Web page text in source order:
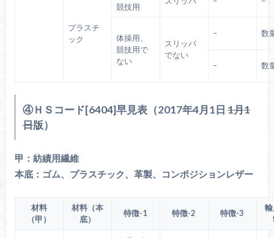
プラスチ
ック
競技用
体操用、
競技用で
ない
スリッパ
でない
– 数
– 数
④ＨＳコード[6404]早見表（2017年4月1日 1月1
日版）
甲：紡績用繊維
本底：ゴム、プラスチック、革製、コンポジションレザー
材料
（甲）
材料（本
底）
特徴-1 特徴-2 特徴-3